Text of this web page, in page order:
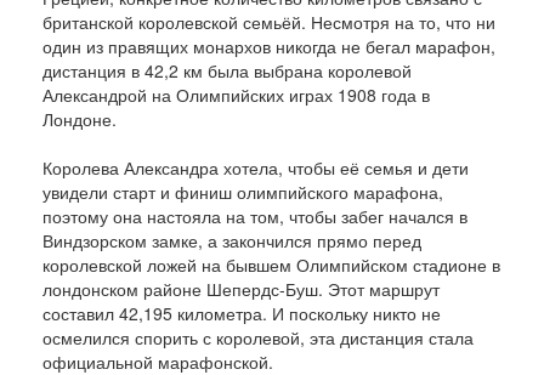
британской королевской семьёй. Несмотря на то, что ни
один из правящих монархов никогда не бегал марафон,
дистанция в 42,2 км была выбрана королевой
Александрой на Олимпийских играх 1908 года в
Лондоне.
Королева Александра хотела, чтобы её семья и дети
увидели старт и финиш олимпийского марафона,
поэтому она настояла на том, чтобы забег начался в
Виндзорском замке, а закончился прямо перед
королевской ложей на бывшем Олимпийском стадионе в
лондонском районе Шепердс-Буш. Этот маршрут
составил 42,195 километра. И поскольку никто не
осмелился спорить с королевой, эта дистанция стала
официальной марафонской.